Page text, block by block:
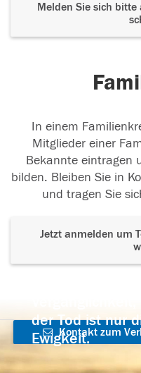
Melden Sie sich
In einem
Mitglieder einer
Bekannte eintragen
bilden. Bleiben Sie in
und tragen Sie
Jetzt anmelden um
der Tod ist nur
Ewigkeit.
Kontakt zum
aufnehmen